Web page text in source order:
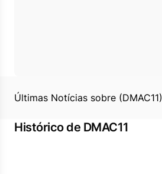
Últimas Notícias sobre (DMAC11)
Histórico de DMAC11